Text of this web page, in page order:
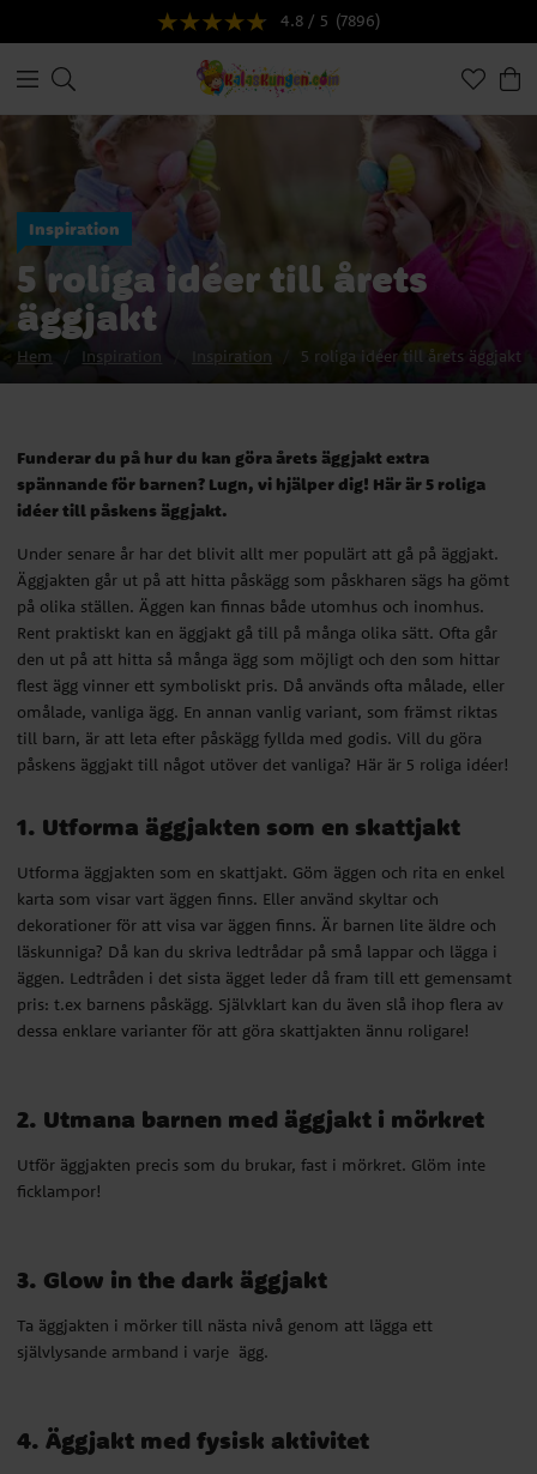
4.8 / 5 (7896)
Inspiration
5 roliga idéer till årets
äggjakt
Hem Inspiration Inspiration 5 roliga idéer till årets äggjakt
Funderar du på hur du kan göra årets äggjakt extra
spännande för barnen? Lugn, vi hjälper dig! Här är 5 roliga
idéer till påskens äggjakt.
Under senare år har det blivit allt mer populärt att gå på äggjakt.
Äggjakten går ut på att hitta påskägg som påskharen sägs ha gömt
på olika ställen. Äggen kan finnas både utomhus och inomhus.
Rent praktiskt kan en äggjakt gå till på många olika sätt. Ofta går
den ut på att hitta så många ägg som möjligt och den som hittar
flest ägg vinner ett symboliskt pris. Då används ofta målade, eller
omålade, vanliga ägg. En annan vanlig variant, som främst riktas
till barn, är att leta efter påskägg fyllda med godis. Vill du göra
påskens äggjakt till något utöver det vanliga? Här är 5 roliga idéer!
1. Utforma äggjakten som en skattjakt
Utforma äggjakten som en skattjakt. Göm äggen och rita en enkel
karta som visar vart äggen finns. Eller använd skyltar och
dekorationer för att visa var äggen finns. Är barnen lite äldre och
läskunniga? Då kan du skriva ledtrådar på små lappar och lägga i
äggen. Ledtråden i det sista ägget leder då fram till ett gemensamt
pris: t.ex barnens påskägg. Självklart kan du även slå ihop flera av
dessa enklare varianter för att göra skattjakten ännu roligare!
2. Utmana barnen med äggjakt i mörkret
Utför äggjakten precis som du brukar, fast i mörkret. Glöm inte
ficklampor!
3. Glow in the dark äggjakt
Ta äggjakten i mörker till nästa nivå genom att lägga ett
självlysande armband i varje ägg.
4. Äggjakt med fysisk aktivitet